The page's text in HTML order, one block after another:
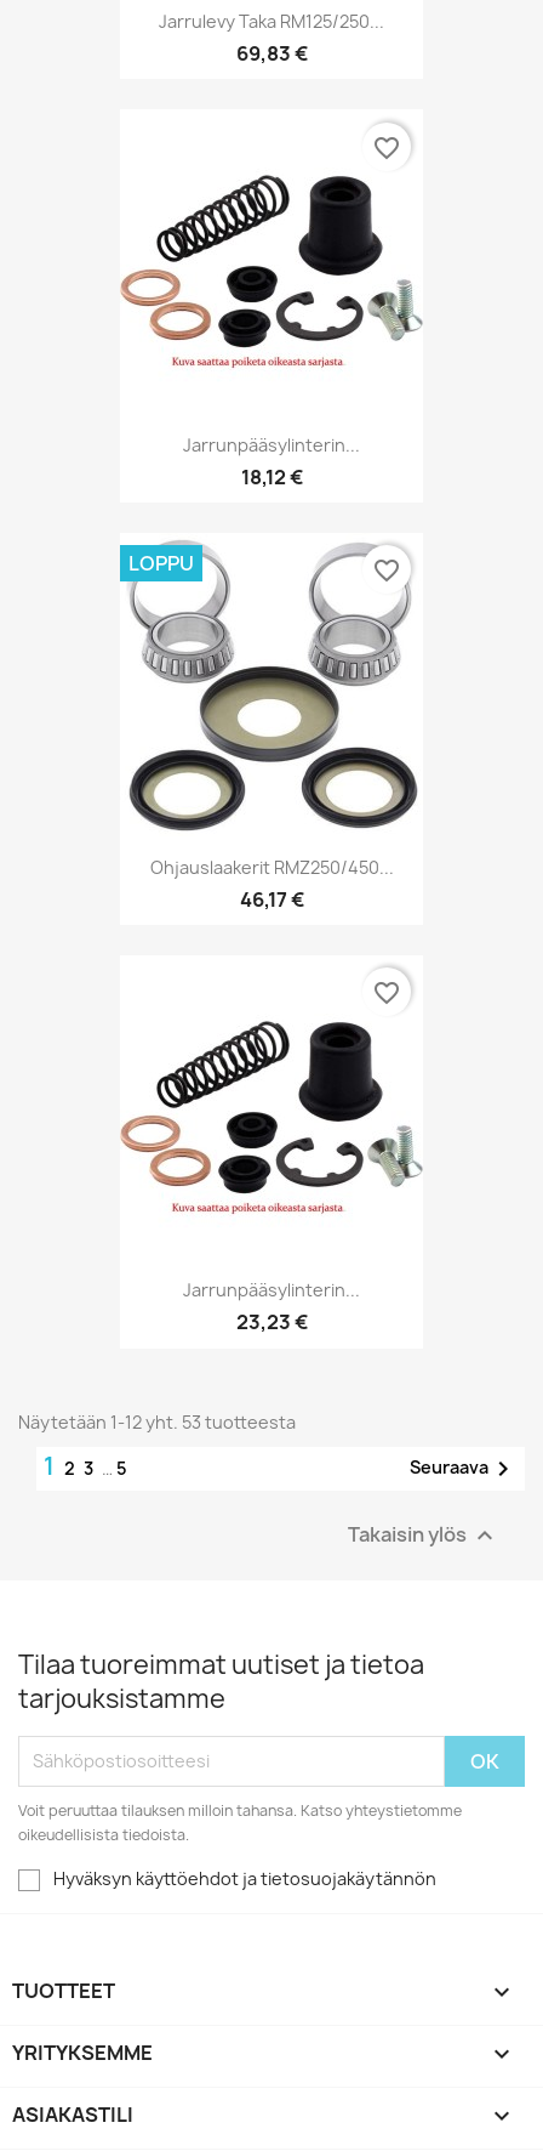
Jarrulevy Taka RM125/250...
69,83 €
Jarrunpääsylinterin...
18,12 €
favorite_border
Ohjauslaakerit RMZ250/450...
46,17 €
LOPPU favorite_border
Jarrunpääsylinterin...
23,23 €
favorite_border
Näytetään 1-12 yht. 53 tuotteesta
1 2 3 … 5 Seuraava 
Takaisin ylös 
Tilaa tuoreimmat uutiset ja tietoa
tarjouksistamme
Voit peruuttaa tilauksen milloin tahansa. Katso yhteystietomme
oikeudellisista tiedoista.
Hyväksyn käyttöehdot ja tietosuojakäytännön
TUOTTEET 
YRITYKSEMME 
ASIAKASTILI 